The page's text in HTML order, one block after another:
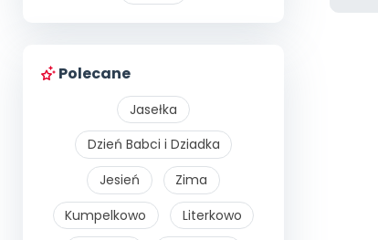
Polecane
Jasełka
Dzień Babci i Dziadka
Jesień
Zima
Kumpelkowo
Literkowo